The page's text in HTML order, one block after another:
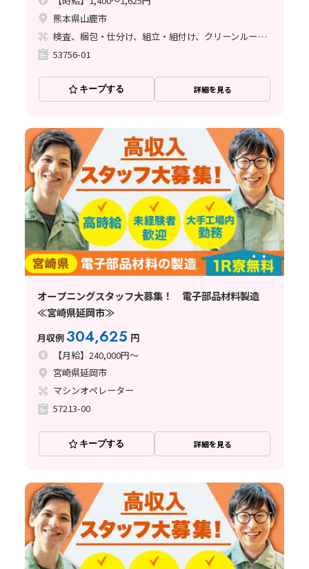
熊本県山鹿市
検査、梱包・仕分け、組立・組付け、クリーンルーム、清掃・洗浄、立ち作業
53756-01
キープする 詳細を見る
オープニングスタッフ大募集！ 電子部品材料製造
≪宮崎県延岡市≫
月収例 304,625 円
【月給】240,000円～
宮崎県延岡市
マシンオペレーター
57213-00
キープする 詳細を見る